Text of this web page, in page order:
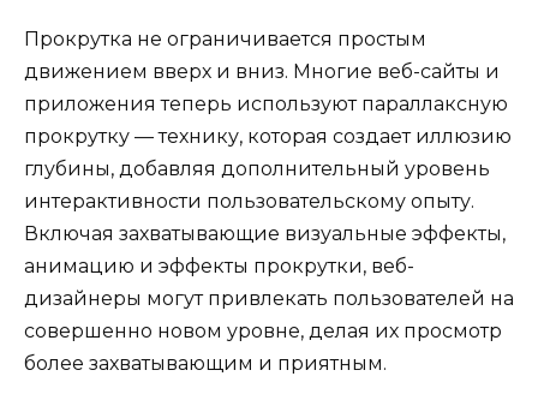
Прокрутка не ограничивается простым
движением вверх и вниз. Многие веб-сайты и
приложения теперь используют параллаксную
прокрутку — технику, которая создает иллюзию
глубины, добавляя дополнительный уровень
интерактивности пользовательскому опыту.
Включая захватывающие визуальные эффекты,
анимацию и эффекты прокрутки, веб-
дизайнеры могут привлекать пользователей на
совершенно новом уровне, делая их просмотр
более захватывающим и приятным.